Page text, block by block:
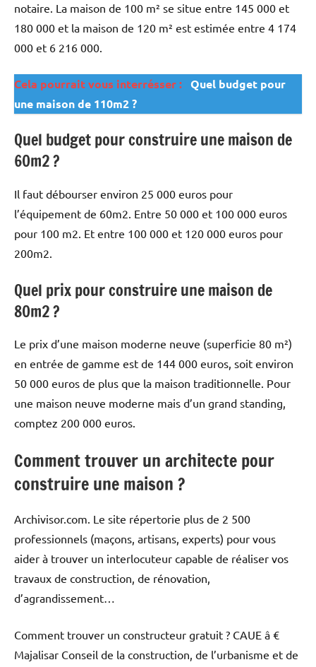
notaire. La maison de 100 m² se situe entre 145 000 et
180 000 et la maison de 120 m² est estimée entre 4 174
000 et 6 216 000.
Cela pourrait vous interrésser : Quel budget pour
une maison de 110m2 ?
Quel budget pour construire une maison de
60m2 ?
Il faut débourser environ 25 000 euros pour
l’équipement de 60m2. Entre 50 000 et 100 000 euros
pour 100 m2. Et entre 100 000 et 120 000 euros pour
200m2.
Quel prix pour construire une maison de
80m2 ?
Le prix d’une maison moderne neuve (superficie 80 m²)
en entrée de gamme est de 144 000 euros, soit environ
50 000 euros de plus que la maison traditionnelle. Pour
une maison neuve moderne mais d’un grand standing,
comptez 200 000 euros.
Comment trouver un architecte pour
construire une maison ?
Archivisor.com. Le site répertorie plus de 2 500
professionnels (maçons, artisans, experts) pour vous
aider à trouver un interlocuteur capable de réaliser vos
travaux de construction, de rénovation,
d’agrandissement…
Comment trouver un constructeur gratuit ? CAUE â €
Majalisar Conseil de la construction, de l’urbanisme et de